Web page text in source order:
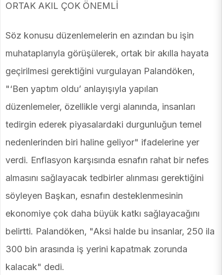
ORTAK AKIL ÇOK ÖNEMLİ
Söz konusu düzenlemelerin en azından bu işin
muhataplarıyla görüşülerek, ortak bir akılla hayata
geçirilmesi gerektiğini vurgulayan Palandöken,
"‘Ben yaptım oldu’ anlayışıyla yapılan
düzenlemeler, özellikle vergi alanında, insanları
tedirgin ederek piyasalardaki durgunluğun temel
nedenlerinden biri haline geliyor" ifadelerine yer
verdi. Enflasyon karşısında esnafın rahat bir nefes
almasını sağlayacak tedbirler alınması gerektiğini
söyleyen Başkan, esnafın desteklenmesinin
ekonomiye çok daha büyük katkı sağlayacağını
belirtti. Palandöken, "Aksi halde bu insanlar, 250 ila
300 bin arasında iş yerini kapatmak zorunda
kalacak" dedi.